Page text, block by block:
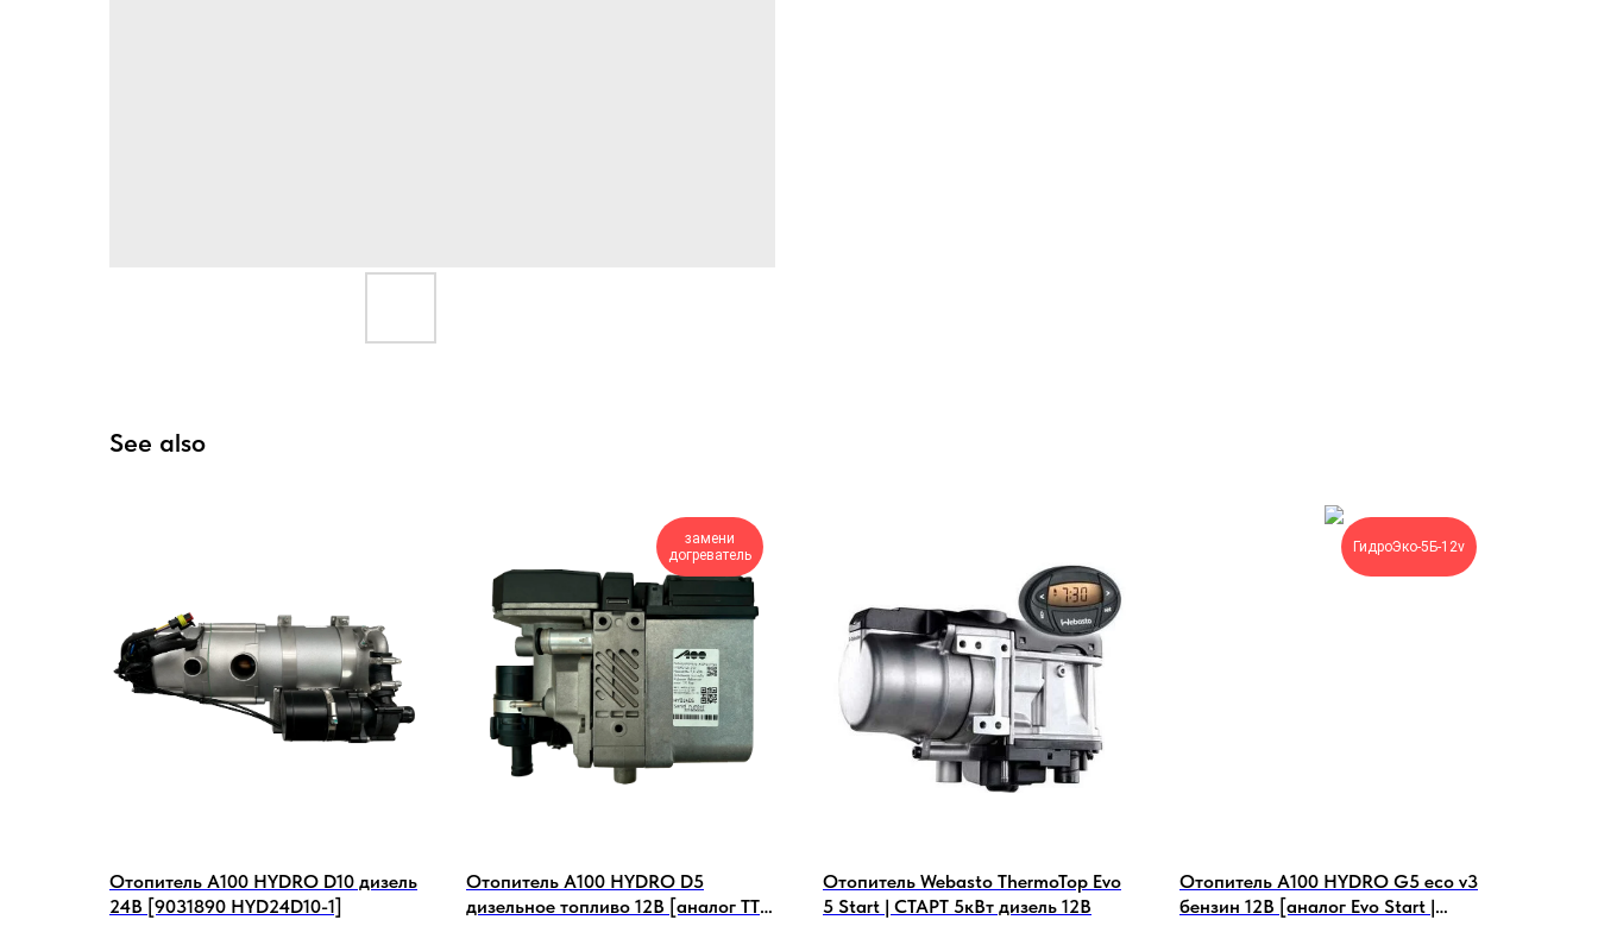
See also
Отопитель А100 HYDRO D10 дизель
24В [9031890 HYD24D10-1]
замени
догреватель
Отопитель А100 HYDRO D5
дизельное топливо 12В [аналог TTC
Отопитель Webasto ThermoTop Evo
5 Start | СТАРТ 5кВт дизель 12В
ГидроЭко-5Б-12v
Отопитель А100 HYDRO G5 eco v3
бензин 12В [аналог Evo Start |